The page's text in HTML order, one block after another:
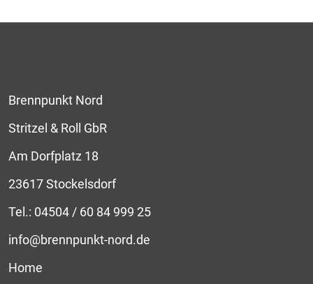
Brennpunkt Nord
Stritzel & Roll GbR
Am Dorfplatz 18
23617 Stockelsdorf
Tel.: 04504 / 60 84 999 25
info@brennpunkt-nord.de
Home